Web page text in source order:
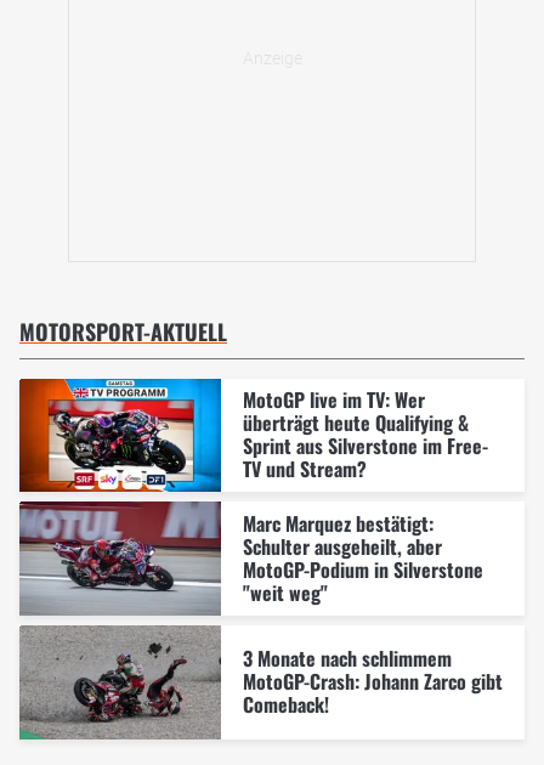
MOTORSPORT-AKTUELL
MotoGP live im TV: Wer
überträgt heute Qualifying &
Sprint aus Silverstone im Free-
TV und Stream?
Marc Marquez bestätigt:
Schulter ausgeheilt, aber
MotoGP-Podium in Silverstone
"weit weg"
3 Monate nach schlimmem
MotoGP-Crash: Johann Zarco gibt
Comeback!